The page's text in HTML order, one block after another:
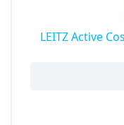
LEITZ Active